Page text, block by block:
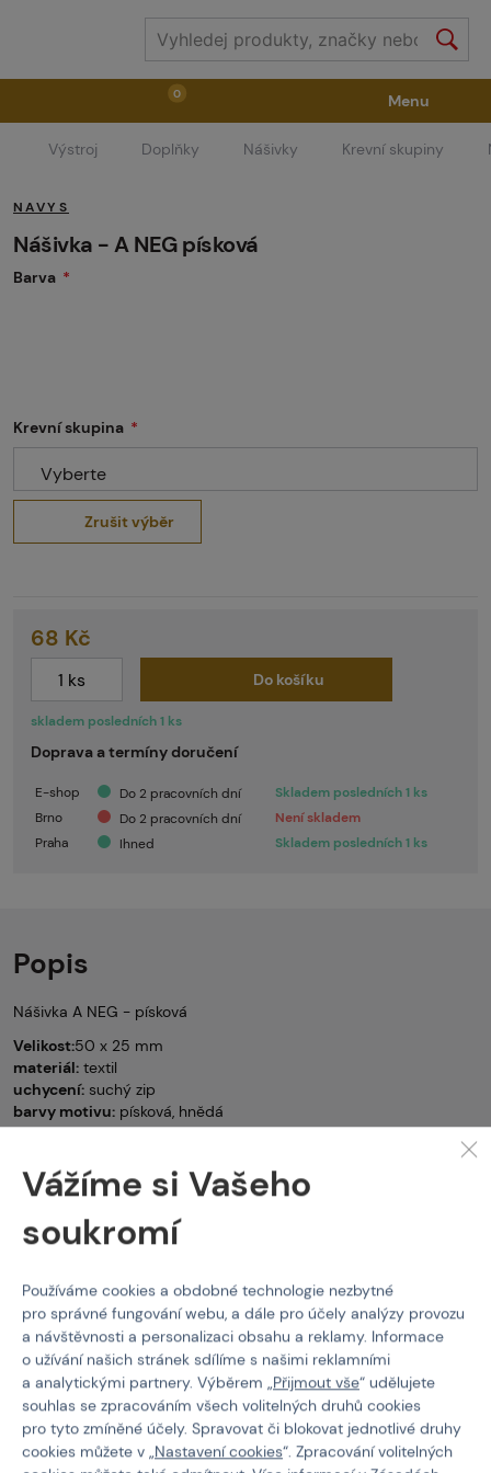
0
Zbraně Příslušenství ke zbraním Výstroj
Střelivo Masky Vzduch / CO2
Menu
Výstroj Doplňky Nášivky Krevní skupiny
NAVYS
Nášivka - A NEG písková
Barva
Krevní skupina
Vyberte
Zrušit výběr
skladem posledních 1 ks
68 Kč
Do košíku
Doprava a termíny doručení
E-shop Do 2 pracovních dní
Skladem posledních 1 ks
Brno
Do 2 pracovních dní
Není skladem
Praha
Ihned Skladem posledních 1 ks
Popis
Nášivka A NEG - písková
Velikost:50 x 25 mm
materiál: textil
uchycení: suchý zip
barvy motivu: písková, hnědá
Vlastnosti
Barva
Krevní skupina
Materiál Látková
Typ nášivky Krevní skupiny
Vážíme si Vašeho
soukromí
Používáme cookies a obdobné technologie nezbytné
pro správné fungování webu, a dále pro účely analýzy provozu
a návštěvnosti a personalizaci obsahu a reklamy. Informace
o užívání našich stránek sdílíme s našimi reklamními
a analytickými partnery. Výběrem „Přijmout vše“ udělujete
souhlas se zpracováním všech volitelných druhů cookies
pro tyto zmíněné účely. Spravovat či blokovat jednotlivé druhy
cookies můžete v „Nastavení cookies“. Zpracování volitelných